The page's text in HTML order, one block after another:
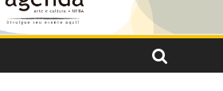
influenciadores e empreendedores
a economia criativa em Salvador